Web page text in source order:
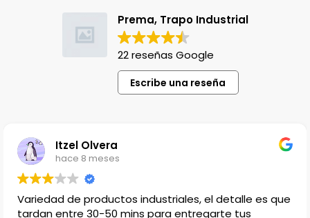
Prema, Trapo Industrial
22 reseñas Google
Escribe una reseña
Lili Lopez
hace 1 año
Venden productos que no en cualquier lado
encuentras, el único detalle es que no hay lugar